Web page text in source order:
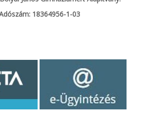
18364956-1-03